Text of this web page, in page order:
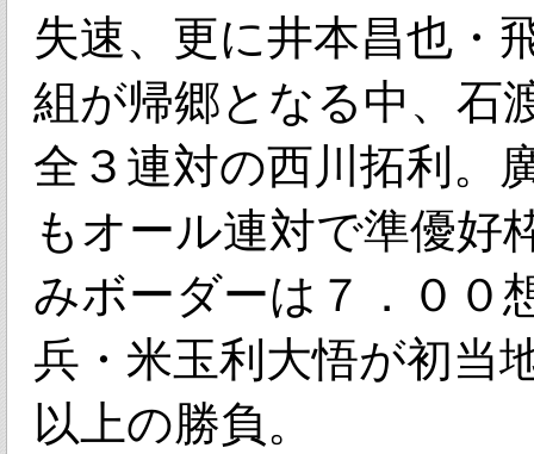
失速、更に井本昌也・
組が帰郷となる中、石
全３連対の西川拓利。
もオール連対で準優好
みボーダーは７．００
兵・米玉利大悟が初当
以上の勝負。